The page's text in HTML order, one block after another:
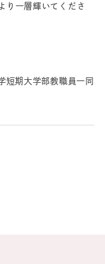
り一層輝いてくださ
短期大学部教職員一同